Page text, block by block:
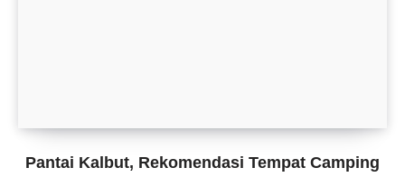
Pantai Kalbut, Rekomendasi Tempat Camping